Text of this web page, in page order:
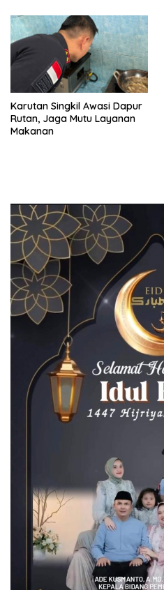
Karutan Singkil Awasi Dapur
Rutan, Jaga Mutu Layanan
Makanan